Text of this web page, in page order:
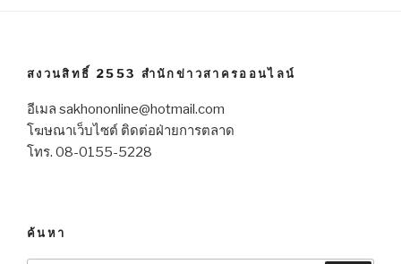
สงวนสิทธิ์ 2553 สำนักข่าวสาครออนไลน์
อีเมล sakhononline@hotmail.com
โฆษณาเว็บไซต์ ติดต่อฝ่ายการตลาด
โทร. 08-0155-5228
ค้นหา